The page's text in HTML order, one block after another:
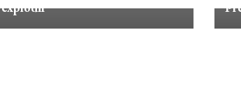
explodir